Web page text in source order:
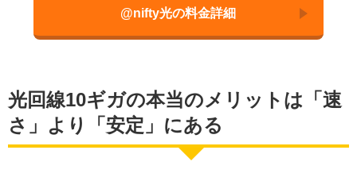
@nifty光の料金詳細
光回線10ギガの本当のメリットは「速
さ」より「安定」にある